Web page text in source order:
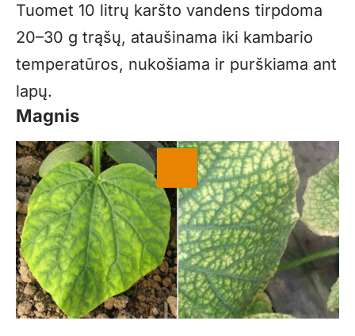
Tuomet 10 litrų karšto vandens tirpdoma
20–30 g trąšų, ataušinama iki kambario
temperatūros, nukošiama ir purškiama ant
lapų.
Magnis